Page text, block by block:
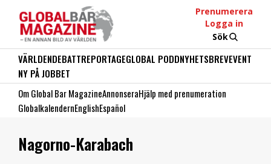
Prenumerera
Logga in
Sök
VÄRLDENDEBATTREPORTAGEGLOBAL PODDNYHETSBREVEVENT
NY PÅ JOBBET
Om Global Bar MagazineAnnonseraHjälp med prenumeration
GlobalkalendernEnglishEspañol
Nagorno-Karabach